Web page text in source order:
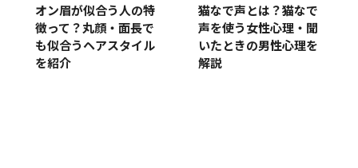
オン眉が似合う人の特
徴って？丸顔・面長で
も似合うヘアスタイル
を紹介
猫なで声とは？猫なで
声を使う女性心理・聞
いたときの男性心理を
解説